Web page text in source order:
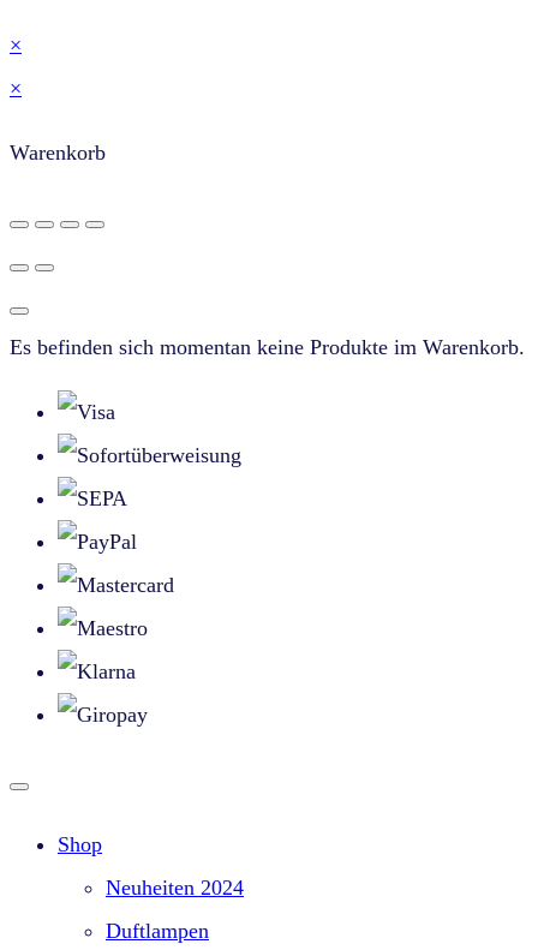
×
×
Warenkorb
Es befinden sich momentan keine Produkte im Warenkorb.
Shop
Neuheiten 2024
Duftlampen